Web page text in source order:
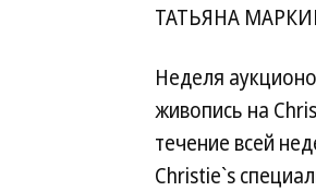
ТАТЬЯНА
Неделя
живопись на
течение всей
Christie`s